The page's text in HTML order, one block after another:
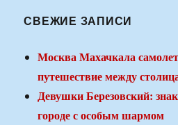
СВЕЖИЕ ЗАПИСИ
Москва Махачкала
путешествие между
Девушки Березовский:
городе с особым шармом